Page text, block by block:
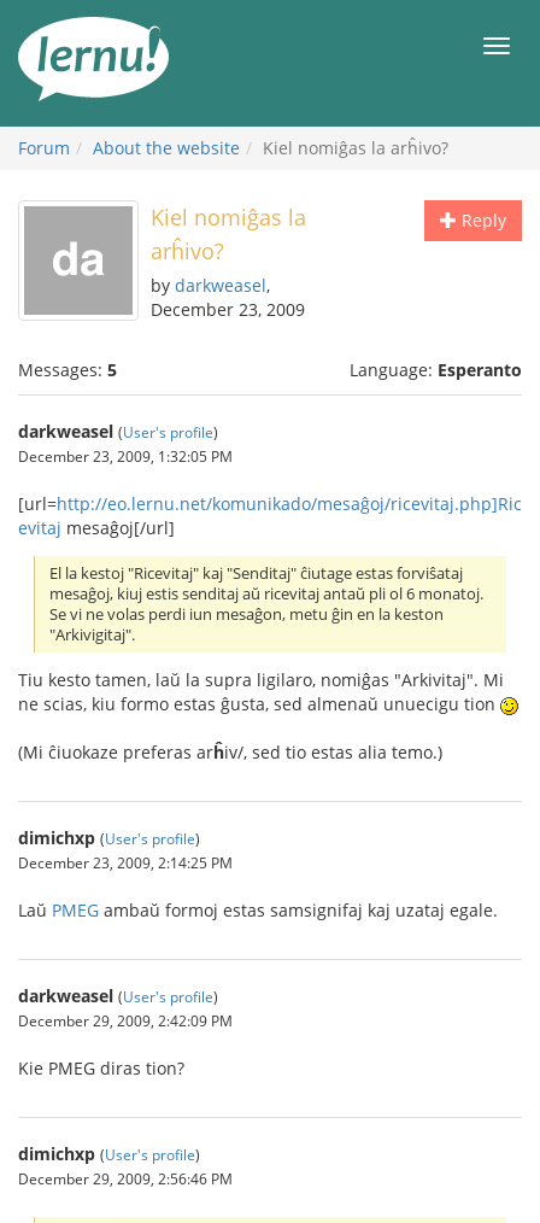
the
content
Forum About the website Kiel nomiĝas la arĥivo?
Reply
Kiel nomiĝas la
arĥivo?
by darkweasel,
December 23, 2009
Messages: 5 Language: Esperanto
darkweasel (User's profile)
December 23, 2009, 1:32:05 PM
[url=http://eo.lernu.net/komunikado/mesaĝoj/ricevitaj.php]Ric
evitaj mesaĝoj[/url]
El la kestoj "Ricevitaj" kaj "Senditaj" ĉiutage estas forviŝataj
mesaĝoj, kiuj estis senditaj aŭ ricevitaj antaŭ pli ol 6 monatoj.
Se vi ne volas perdi iun mesaĝon, metu ĝin en la keston
"Arkivigitaj".
Tiu kesto tamen, laŭ la supra ligilaro, nomiĝas "Arkivitaj". Mi
ne scias, kiu formo estas ĝusta, sed almenaŭ unuecigu tion
(Mi ĉiuokaze preferas arĥiv/, sed tio estas alia temo.)
dimichxp (User's profile)
December 23, 2009, 2:14:25 PM
Laŭ PMEG ambaŭ formoj estas samsignifaj kaj uzataj egale.
darkweasel (User's profile)
December 29, 2009, 2:42:09 PM
Kie PMEG diras tion?
dimichxp (User's profile)
December 29, 2009, 2:56:46 PM